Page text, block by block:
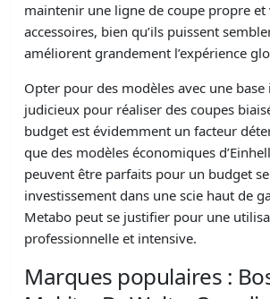
maintenir une ligne de coupe propre et
accessoires, bien qu’ils puissent
améliorent grandement l’expérience
Opter pour des modèles avec une
judicieux pour réaliser des coupes
budget est évidemment un facteur
que des modèles économiques
peuvent être parfaits pour un budget
investissement dans une scie haut de
Metabo peut se justifier pour une
professionnelle et intensive.
Marques populaires :